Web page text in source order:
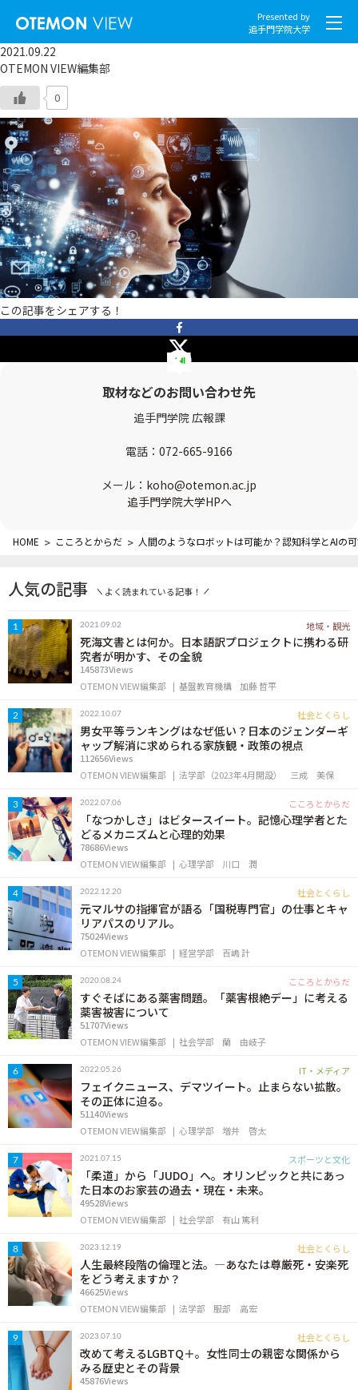
Presented by
追手門学院大学
社会とくらし
グローバル
スポーツと文化
こころとからだ
IT・メディア
FOLLOW US
2021.09.22
OTEMON VIEW編集部
0
この記事をシェアする！
取材などのお問い合わせ先
追手門学院 広報課
電話： 072-665-9166
メール： koho@otemon.ac.jp
追手門学院大学HPへ
HOME > こころとからだ > 人間のようなロボットは可能か？認知科学とAIの
人気の記事 よく読まれている記事！
1 2021.09.02 地域・観光
死海文書とは何か。日本語訳プロジェクトに携わる研
究者が明かす、その全貌
145873Views
OTEMON VIEW編集部
基盤教育機構 加藤 哲平
2 2022.10.07 社会とくらし
男女平等ランキングはなぜ低い？日本のジェンダーギ
ャップ解消に求められる家族観・政策の視点
112656Views
OTEMON VIEW編集部
法学部（2023年4月開設） 三成 美保
3 2022.07.06 こころとからだ
「なつかしさ」はビタースイート。記憶心理学者とた
どるメカニズムと心理的効果
78686Views
OTEMON VIEW編集部
心理学部 川口 潤
4 2022.12.20 社会とくらし
元マルサの指揮官が語る「国税専門官」の仕事とキャ
リアパスのリアル。
75024Views
OTEMON VIEW編集部
経営学部 百嶋 計
5 2020.08.24 こころとからだ
すぐそばにある薬害問題。「薬害根絶デー」に考える
薬害被害について
51707Views
OTEMON VIEW編集部
社会学部 蘭 由岐子
6 2022.05.26 IT・メディア
フェイクニュース、デマツイート。止まらない拡散。
その正体に迫る。
51140Views
OTEMON VIEW編集部
心理学部 増井 啓太
7 2021.07.15 スポーツと文化
「柔道」から「JUDO」へ。オリンピックと共にあっ
た日本のお家芸の過去・現在・未来。
49528Views
OTEMON VIEW編集部
社会学部 有山 篤利
8 2023.12.19 社会とくらし
人生最終段階の倫理と法。―あなたは尊厳死・安楽死
をどう考えますか？
46625Views
OTEMON VIEW編集部
法学部 服部 高宏
9 2023.07.10 社会とくらし
改めて考えるLGBTQ＋。女性同士の親密な関係から
みる歴史とその背景
45876Views